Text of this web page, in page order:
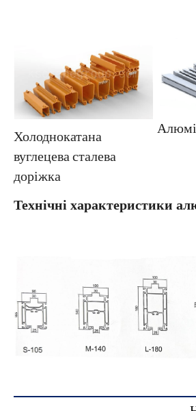
Холоднокатана
вуглецева сталева
доріжка
Технічні характеристики